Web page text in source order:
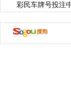
彩民车牌号投注